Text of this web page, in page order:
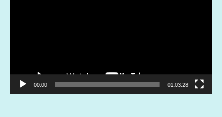
00:00 01:03:28